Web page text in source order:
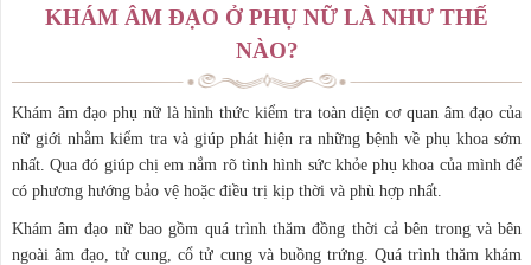
KHÁM ÂM ĐẠO Ở PHỤ NỮ LÀ NHƯ THẾ
NÀO?
Khám âm đạo phụ nữ là hình thức kiểm tra toàn diện cơ quan âm đạo của
nữ giới nhằm kiểm tra và giúp phát hiện ra những bệnh về phụ khoa sớm
nhất. Qua đó giúp chị em nắm rõ tình hình sức khỏe phụ khoa của mình để
có phương hướng bảo vệ hoặc điều trị kịp thời và phù hợp nhất.
Khám âm đạo nữ bao gồm quá trình thăm đồng thời cả bên trong và bên
ngoài âm đạo, tử cung, cổ tử cung và buồng trứng. Quá trình thăm khám